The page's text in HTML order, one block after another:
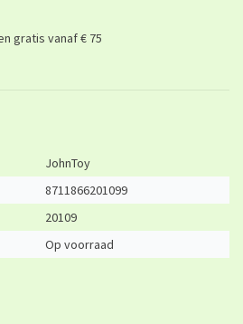
gratis vanaf € 75
JohnToy
8711866201099
20109
Op voorraad